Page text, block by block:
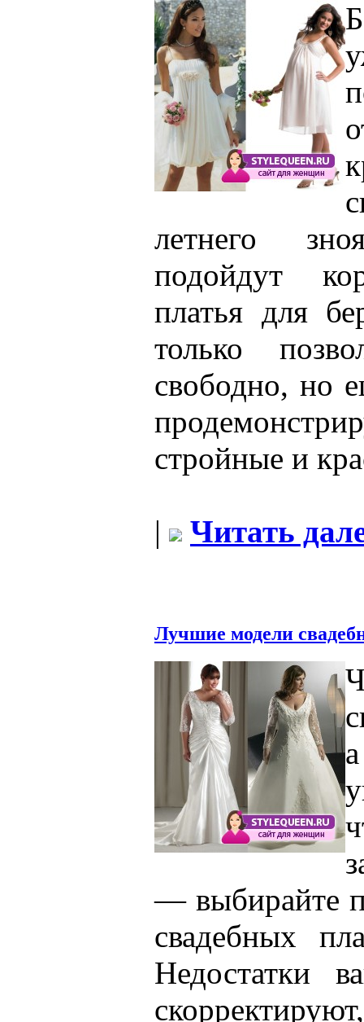
летнего
подойдут
платья для
только
свободно, но
стройные и
| Читать
Лучшие модели
— выбирайте
свадебных
Недостатки